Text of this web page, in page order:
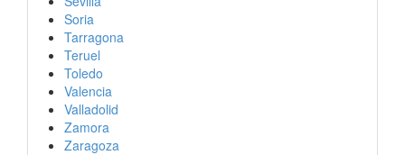
Soria
Tarragona
Teruel
Toledo
Valencia
Valladolid
Zamora
Zaragoza